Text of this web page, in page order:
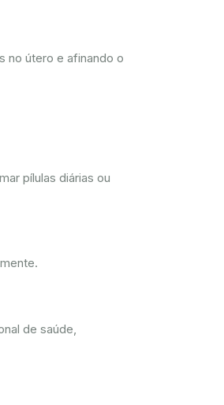
no útero e afinando o
pílulas diárias ou
de saúde,